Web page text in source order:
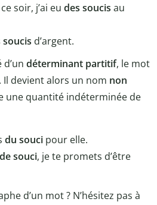
soir, j’ai eu des soucis au
soucis d’argent.
déterminant partitif, le mot
Il devient alors un nom non
une quantité indéterminée de
du souci pour elle.
de souci, je te promets d’être
d’un mot ? N’hésitez pas à